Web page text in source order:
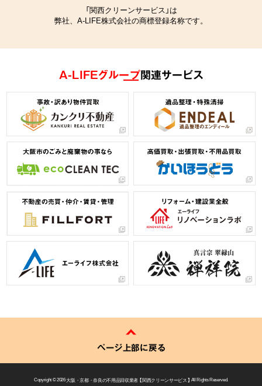
「関西クリーンサービス」は
弊社、A-LIFE株式会社の商標登録名称です。
A-LIFEグループ関連サービス
ページ上部に戻る
Copyright © 2026大阪・京都・奈良の不用品回収業者 【 関西クリーンサービス 】 All Rights Reserved.